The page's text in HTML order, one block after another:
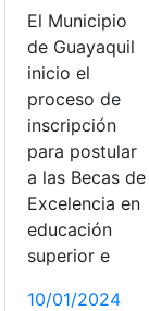
El Municipio
de Guayaquil
inicio el
proceso de
inscripción
para postular
a las Becas de
Excelencia en
educación
superior e
10/01/2024